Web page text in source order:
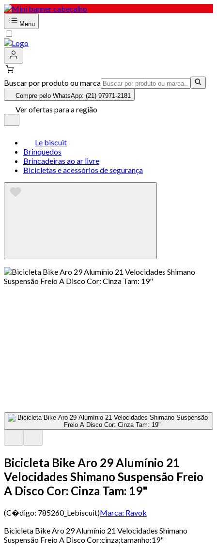
Menu
Buscar por produto ou marca
Compre pelo WhatsApp: (21) 97971-2181
Ver ofertas para a região
Le biscuit
Brinquedos
Brincadeiras ao ar livre
Bicicletas e acessórios de segurança
Bicicleta Bike Aro 29 Alumínio 21
Velocidades Shimano Suspensão Freio
A Disco Cor: Cinza Tam: 19"
(C�digo: 785260_Lebiscuit)Marca: Ravok
Bicicleta Bike Aro 29 Alumínio 21 Velocidades Shimano
Suspensão Freio A Disco Cor:cinza;tamanho:19"